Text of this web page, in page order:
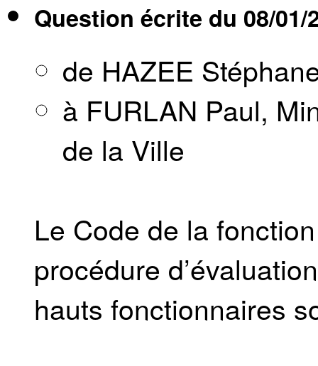
Question écrite du 08/01/
de HAZEE
à FURLAN Paul,
de la Ville
Le Code de la
procédure
hauts fonctionnaires